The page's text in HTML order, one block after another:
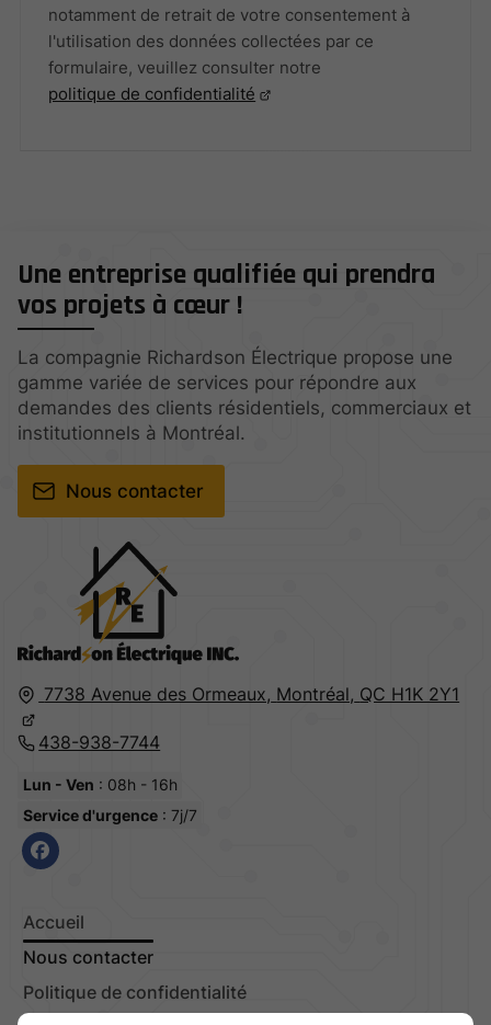
notamment de retrait de votre consentement à
l'utilisation des données collectées par ce
formulaire, veuillez consulter notre
politique de confidentialité
7738 Avenue des Ormeaux, Montréal, QC H1K 2Y1
438-938-7744
Lun - Ven : 08h - 16h
Service d'urgence: 7j/7
Accueil
Nous contacter
Politique de confidentialité
Une entreprise qualifiée qui prendra
vos projets à cœur !
La compagnie Richardson Électrique propose une
gamme variée de services pour répondre aux
demandes des clients résidentiels, commerciaux et
institutionnels à Montréal.
Nous contacter